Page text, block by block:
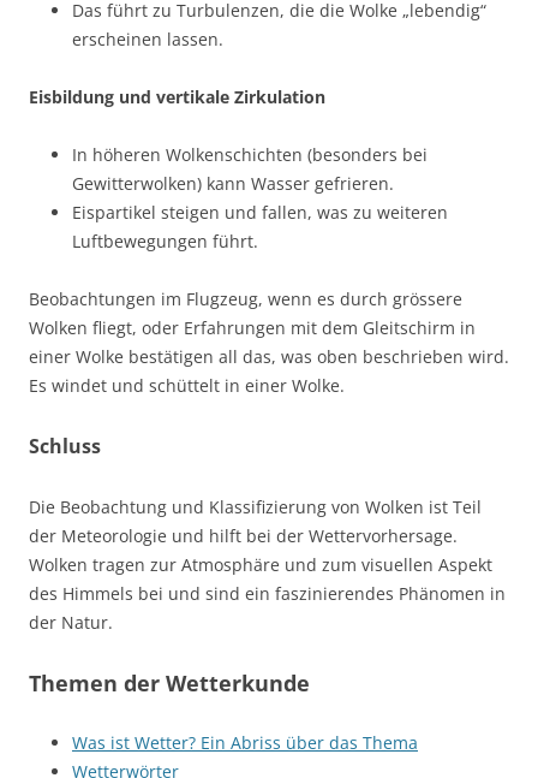
Das führt zu Turbulenzen, die die Wolke „lebendig“
erscheinen lassen.
Eisbildung und vertikale Zirkulation
In höheren Wolkenschichten (besonders bei
Gewitterwolken) kann Wasser gefrieren.
Eispartikel steigen und fallen, was zu weiteren
Luftbewegungen führt.
Beobachtungen im Flugzeug, wenn es durch grössere
Wolken fliegt, oder Erfahrungen mit dem Gleitschirm in
einer Wolke bestätigen all das, was oben beschrieben wird.
Es windet und schüttelt in einer Wolke.
Schluss
Die Beobachtung und Klassifizierung von Wolken ist Teil
der Meteorologie und hilft bei der Wettervorhersage.
Wolken tragen zur Atmosphäre und zum visuellen Aspekt
des Himmels bei und sind ein faszinierendes Phänomen in
der Natur.
Themen der Wetterkunde
Was ist Wetter? Ein Abriss über das Thema
Wetterwörter